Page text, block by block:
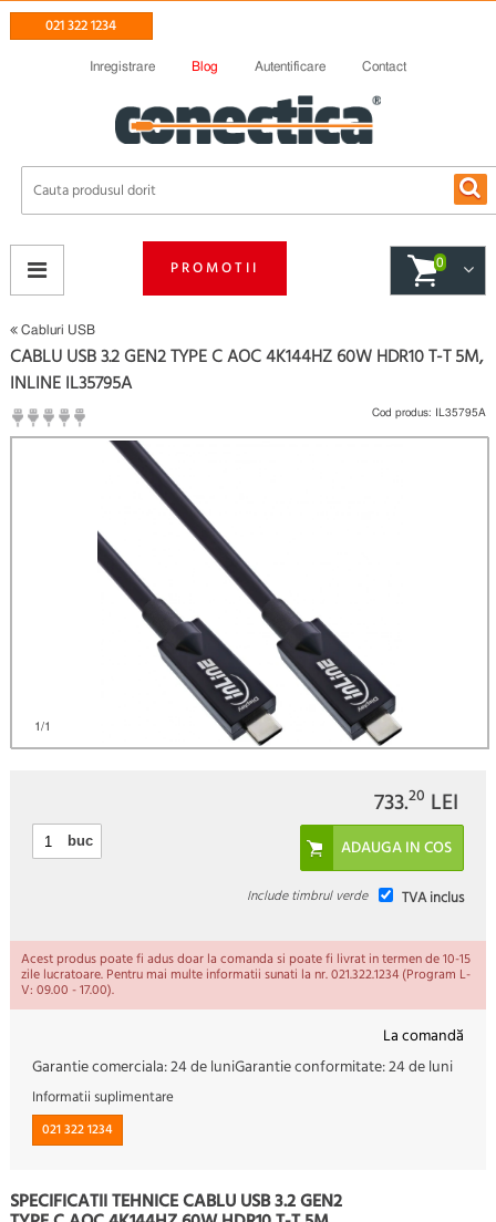
021 322 1234
Inregistrare Blog Autentificare Contact
PROMOTII 0
Cabluri USB
1/1
CABLU USB 3.2 GEN2 TYPE C AOC 4K144HZ 60W HDR10 T-T 5M,
INLINE IL35795A
(
Fii primul care scrie un review
Cod produs: IL35795A
733.20 LEI
buc
TVA inclus
Include timbrul verde
Acest produs poate fi adus doar la comanda si poate fi livrat in termen de 10-15
zile lucratoare. Pentru mai multe informatii sunati la nr. 021.322.1234 (Program L-
V: 09.00 - 17.00).
La comandă
Garantie comerciala:24 de luniGarantie conformitate:24 de luni
Informatii suplimentare
021 322 1234
SPECIFICATII TEHNICE CABLU USB 3.2 GEN2